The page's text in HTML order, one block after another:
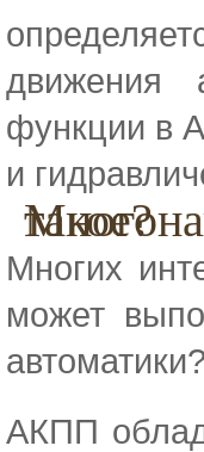
движения
функции в
и
Многонаправленность АКПП, что это такое?
Многих
может
АКПП